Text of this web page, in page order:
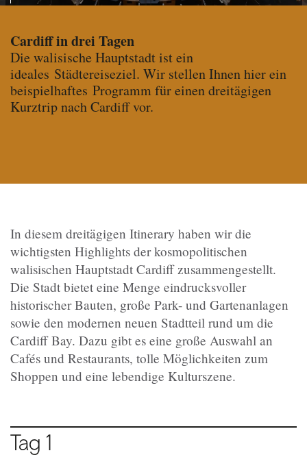
Cardiff in drei Tagen
Die walisische Hauptstadt ist ein
ideales Städtereiseziel. Wir stellen Ihnen hier ein
beispielhaftes Programm für einen dreitägigen
Kurztrip nach Cardiff vor.
In diesem dreitägigen Itinerary haben wir die
wichtigsten Highlights der kosmopolitischen
walisischen Hauptstadt Cardiff zusammengestellt.
Die Stadt bietet eine Menge eindrucksvoller
historischer Bauten, große Park- und Gartenanlagen
sowie den modernen neuen Stadtteil rund um die
Cardiff Bay. Dazu gibt es eine große Auswahl an
Cafés und Restaurants, tolle Möglichkeiten zum
Shoppen und eine lebendige Kulturszene.
Tag 1